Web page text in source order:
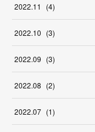
2022.11 (4)
2022.10 (3)
2022.09 (3)
2022.08 (2)
2022.07 (1)